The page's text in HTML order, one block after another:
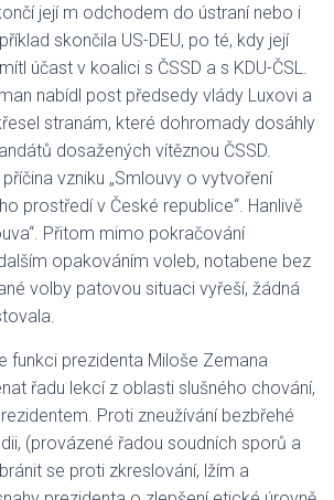
její m odchodem do ústraní nebo i
skončila US-DEU, po té, kdy její
účast v koalici s ČSSD a s KDU-ČSL.
nabídl post předsedy vlády Luxovi a
stranám, které dohromady dosáhly
dosažených vítěznou ČSSD.
vzniku „Smlouvy o vytvoření
prostředí v České republice“. Hanlivě
Přitom mimo pokračování
opakováním voleb, notabene bez
volby patovou situaci vyřeší, žádná
funkci prezidenta Miloše Zemana
řadu lekcí z oblasti slušného chování,
Proti zneužívání bezbřehé
(provázené řadou soudních sporů a
se proti zkreslování, lžím a